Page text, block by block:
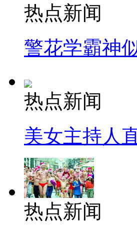
热点新闻
警花学霸神
热点新闻
美女主持人
热点新闻